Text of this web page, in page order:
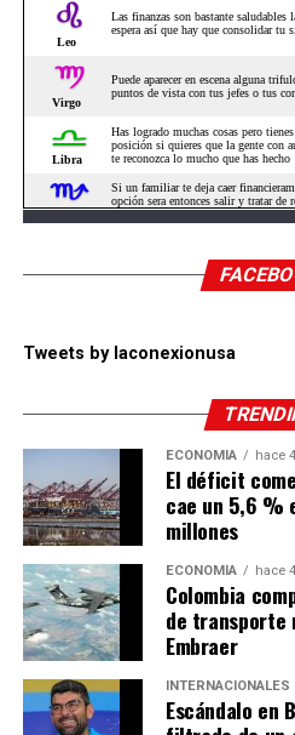
Tweets by laconexionusa
ECONOMÍA hace
El déficit
cae un 5,6 %
millones
ECONOMÍA hace
Colombia
de
Embraer
INTERNACIONALES
Escándalo en